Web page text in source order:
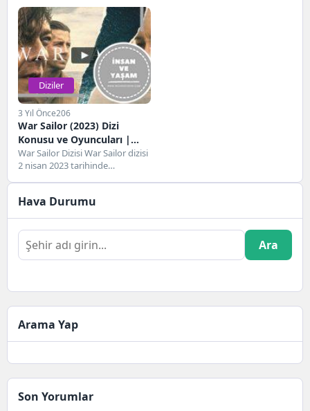
yayınlanmaya başlayan Netflix
orjinal yapımı bir mini...
Diziler
3 Yıl Önce206
War Sailor (2023) Dizi
Konusu ve Oyuncuları |
Netflix
War Sailor Dizisi War Sailor dizisi
2 nisan 2023 tarihinde
Hava Durumu
Ara
Arama Yap
Son Yorumlar